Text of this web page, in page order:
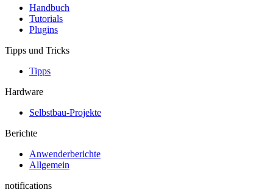
Handbuch
Tutorials
Plugins
Tipps und Tricks
Tipps
Hardware
Selbstbau-Projekte
Berichte
Anwenderberichte
Allgemein
notifications